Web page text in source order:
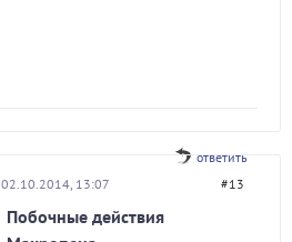
ответить
02.10.2014, 13:07 #13
Побочные действия